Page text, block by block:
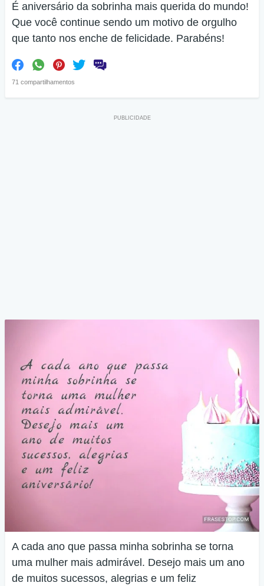
É aniversário da sobrinha mais querida do mundo!
Que você continue sendo um motivo de orgulho
que tanto nos enche de felicidade. Parabéns!
71 compartilhamentos
A cada ano que passa minha sobrinha se torna
uma mulher mais admirável. Desejo mais um ano
de muitos sucessos, alegrias e um feliz